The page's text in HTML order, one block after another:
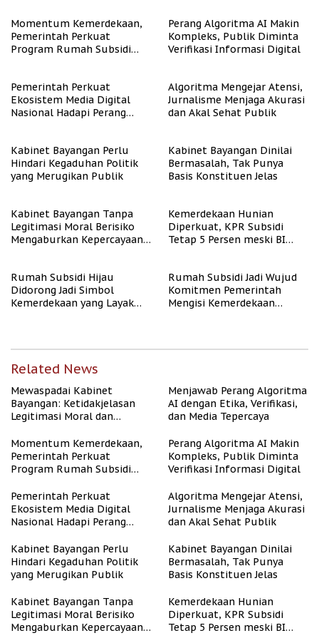
Momentum Kemerdekaan,
Pemerintah Perkuat
Program Rumah Subsidi
Perang Algoritma AI Makin
Kompleks, Publik Diminta
Verifikasi Informasi Digital
Pemerintah Perkuat
Ekosistem Media Digital
Nasional Hadapi Perang
Algoritma Mengejar Atensi,
Jurnalisme Menjaga Akurasi
dan Akal Sehat Publik
Kabinet Bayangan Perlu
Hindari Kegaduhan Politik
yang Merugikan Publik
Kabinet Bayangan Dinilai
Bermasalah, Tak Punya
Basis Konstituen Jelas
Kabinet Bayangan Tanpa
Legitimasi Moral Berisiko
Mengaburkan Kepercayaan
Kemerdekaan Hunian
Diperkuat, KPR Subsidi
Tetap 5 Persen meski BI
Rumah Subsidi Hijau
Didorong Jadi Simbol
Kemerdekaan yang Layak
Rumah Subsidi Jadi Wujud
Komitmen Pemerintah
Mengisi Kemerdekaan
Related News
Mewaspadai Kabinet
Bayangan: Ketidakjelasan
Legitimasi Moral dan
Menjawab Perang Algoritma
AI dengan Etika, Verifikasi,
dan Media Tepercaya
Momentum Kemerdekaan,
Pemerintah Perkuat
Program Rumah Subsidi
Berpenghasilan Rendah
Perang Algoritma AI Makin
Kompleks, Publik Diminta
Verifikasi Informasi Digital
Pemerintah Perkuat
Ekosistem Media Digital
Nasional Hadapi Perang
Algoritma Mengejar Atensi,
Jurnalisme Menjaga Akurasi
dan Akal Sehat Publik
Kabinet Bayangan Perlu
Hindari Kegaduhan Politik
yang Merugikan Publik
Kabinet Bayangan Dinilai
Bermasalah, Tak Punya
Basis Konstituen Jelas
Kabinet Bayangan Tanpa
Legitimasi Moral Berisiko
Mengaburkan Kepercayaan
Kemerdekaan Hunian
Diperkuat, KPR Subsidi
Tetap 5 Persen meski BI